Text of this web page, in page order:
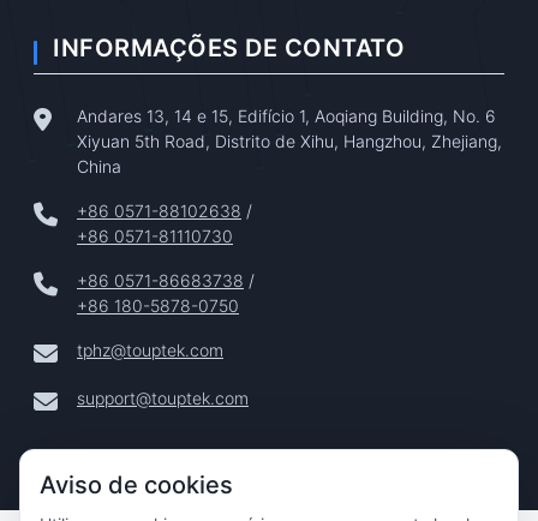
INFORMAÇÕES DE CONTATO
Andares 13, 14 e 15, Edifício 1, Aoqiang Building, No. 6
Xiyuan 5th Road, Distrito de Xihu, Hangzhou, Zhejiang,
China
+86 0571-88102638 /
+86 0571-81110730
+86 0571-86683738 /
+86 180-5878-0750
tphz@touptek.com
support@touptek.com
Aviso de cookies